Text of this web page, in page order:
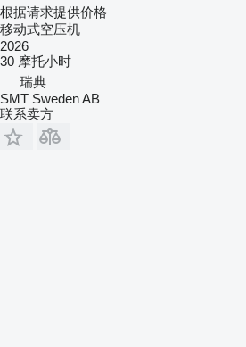
根据请求提供价格
移动式空压机
2026
30 摩托小时
瑞典
SMT Sweden AB
联系卖方